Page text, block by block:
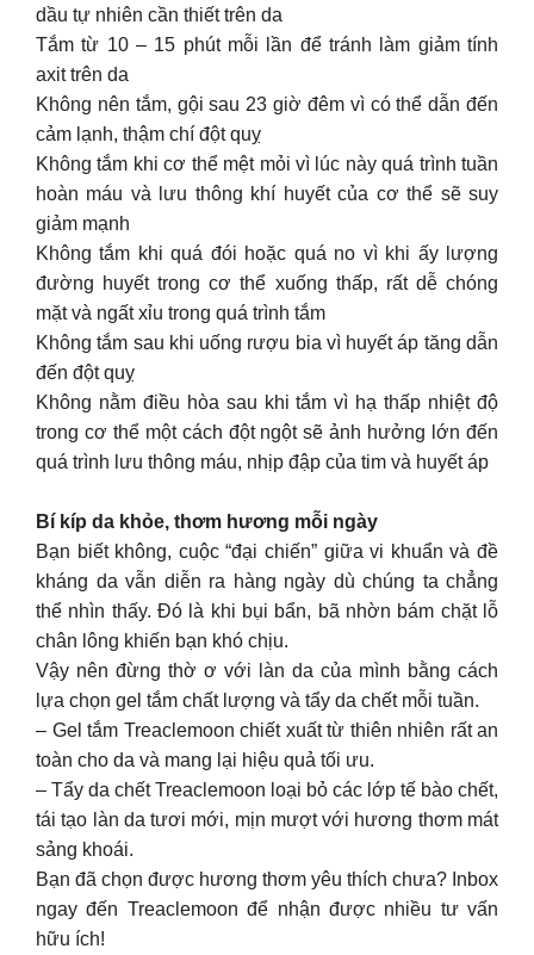
dầu tự nhiên cần thiết trên da
Tắm từ 10 – 15 phút mỗi lần để tránh làm giảm tính
axit trên da
Không nên tắm, gội sau 23 giờ đêm vì có thể dẫn đến
cảm lạnh, thậm chí đột quỵ
Không tắm khi cơ thể mệt mỏi vì lúc này quá trình tuần
hoàn máu và lưu thông khí huyết của cơ thể sẽ suy
giảm mạnh
Không tắm khi quá đói hoặc quá no vì khi ấy lượng
đường huyết trong cơ thể xuống thấp, rất dễ chóng
mặt và ngất xỉu trong quá trình tắm
Không tắm sau khi uống rượu bia vì huyết áp tăng dẫn
đến đột quỵ
Không nằm điều hòa sau khi tắm vì hạ thấp nhiệt độ
trong cơ thể một cách đột ngột sẽ ảnh hưởng lớn đến
quá trình lưu thông máu, nhịp đập của tim và huyết áp
Bí kíp da khỏe, thơm hương mỗi ngày
Bạn biết không, cuộc “đại chiến” giữa vi khuẩn và đề
kháng da vẫn diễn ra hàng ngày dù chúng ta chẳng
thể nhìn thấy. Đó là khi bụi bẩn, bã nhờn bám chặt lỗ
chân lông khiến bạn khó chịu.
Vậy nên đừng thờ ơ với làn da của mình bằng cách
lựa chọn gel tắm chất lượng và tẩy da chết mỗi tuần.
– Gel tắm Treaclemoon chiết xuất từ thiên nhiên rất an
toàn cho da và mang lại hiệu quả tối ưu.
– Tẩy da chết Treaclemoon loại bỏ các lớp tế bào chết,
tái tạo làn da tươi mới, mịn mượt với hương thơm mát
sảng khoái.
Bạn đã chọn được hương thơm yêu thích chưa? Inbox
ngay đến Treaclemoon để nhận được nhiều tư vấn
hữu ích!